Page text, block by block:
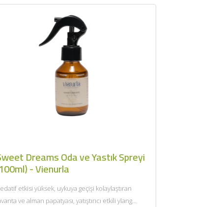
Dreams Oda ve Yastık Spreyi
- Vienurla
etkisi yüksek, uykuya geçişi kolaylaştıran
ve alman papatyası, yatıştırıcı etkili ylang